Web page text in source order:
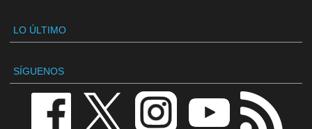
LO ÚLTIMO
SÍGUENOS